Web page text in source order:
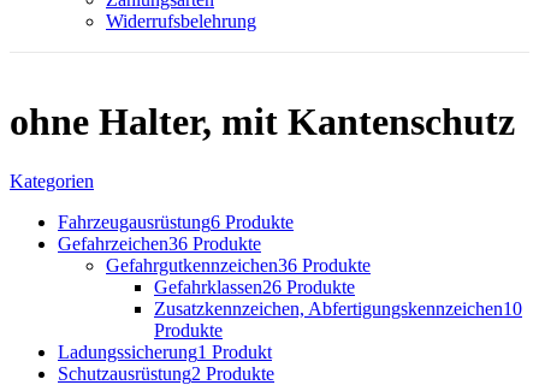
Widerrufsbelehrung
ohne Halter, mit Kantenschutz
Kategorien
Fahrzeugausrüstung6 Produkte
Gefahrzeichen36 Produkte
Gefahrgutkennzeichen36 Produkte
Gefahrklassen26 Produkte
Zusatzkennzeichen, Abfertigungskennzeichen10
Produkte
Ladungssicherung1 Produkt
Schutzausrüstung2 Produkte